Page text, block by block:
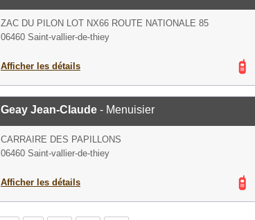
ZAC DU PILON LOT NX66 ROUTE NATIONALE 85
06460 Saint-vallier-de-thiey
Afficher les détails
Geay Jean-Claude - Menuisier
CARRAIRE DES PAPILLONS
06460 Saint-vallier-de-thiey
Afficher les détails